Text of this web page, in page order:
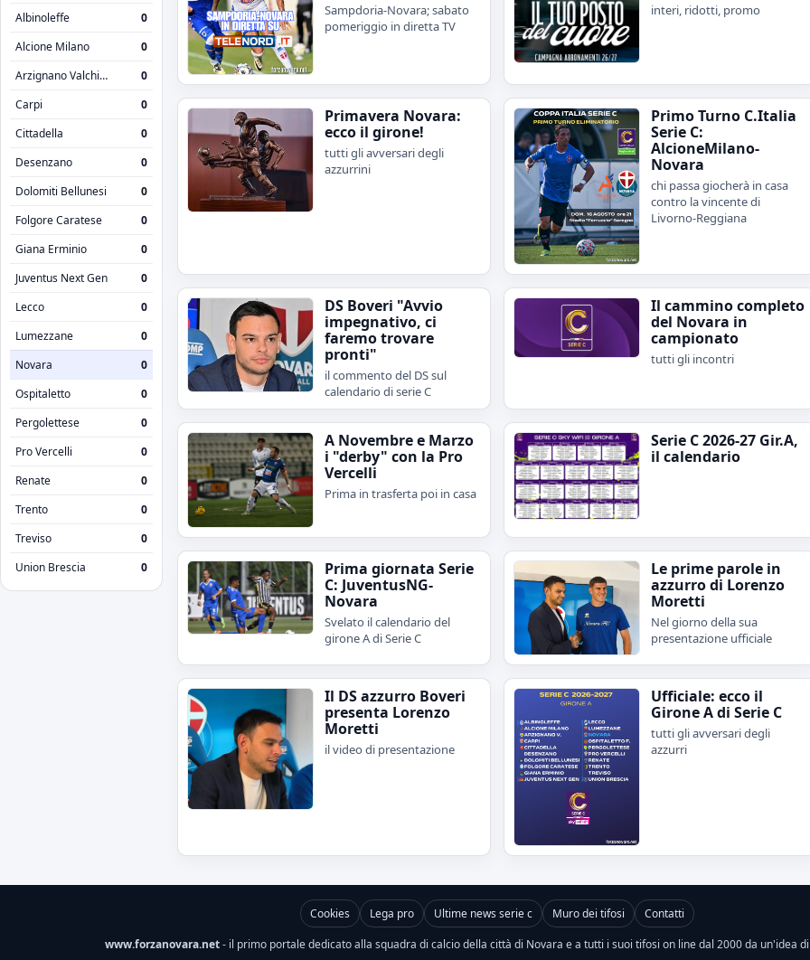
Albinoleffe
0
Alcione Milano
0
Arzignano Valchiampo
0
Carpi
0
Cittadella
0
Desenzano
0
Dolomiti Bellunesi
0
Folgore Caratese
0
Giana Erminio
0
Juventus Next Gen
0
Lecco
0
Lumezzane
0
Novara
0
Ospitaletto
0
Pergolettese
0
Pro Vercelli
0
Renate
0
Trento
0
Treviso
0
Union Brescia
0
Sampdoria-Novara; sabato
pomeriggio in diretta TV
interi, ridotti, promo
Primavera Novara:
ecco il girone!
tutti gli avversari degli
azzurrini
Primo Turno C.Italia
Serie C:
AlcioneMilano-
Novara
chi passa giocherà in casa
contro la vincente di
Livorno-Reggiana
DS Boveri "Avvio
impegnativo, ci
faremo trovare
pronti"
il commento del DS sul
calendario di serie C
Il cammino completo
del Novara in
campionato
tutti gli incontri
A Novembre e Marzo
i "derby" con la Pro
Vercelli
Prima in trasferta poi in casa
Serie C 2026-27 Gir.A,
il calendario
Prima giornata Serie
C: JuventusNG-
Novara
Svelato il calendario del
girone A di Serie C
Le prime parole in
azzurro di Lorenzo
Moretti
Nel giorno della sua
presentazione ufficiale
Il DS azzurro Boveri
presenta Lorenzo
Moretti
il video di presentazione
Ufficiale: ecco il
Girone A di Serie C
tutti gli avversari degli
azzurri
Cookies Lega pro Ultime news serie c Muro dei tifosi
Contatti
www.forzanovara.net- il primo portale dedicato alla squadra di calcio della città di Novara e a tutti i suoi tifosi on line dal 2000 da un'idea di